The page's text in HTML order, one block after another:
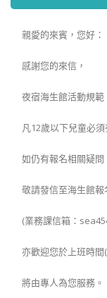
親愛的來賓，您好：
感謝您的來信，
夜宿海生館活動規範
凡12歲以下兒童必
如仍有報名相關疑問
敬請發信至海生館
(業務課信箱：
亦歡迎您於上班時間
將由專人為您服務。